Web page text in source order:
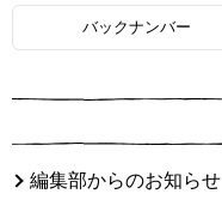
バックナンバー
編集部からのお知らせ